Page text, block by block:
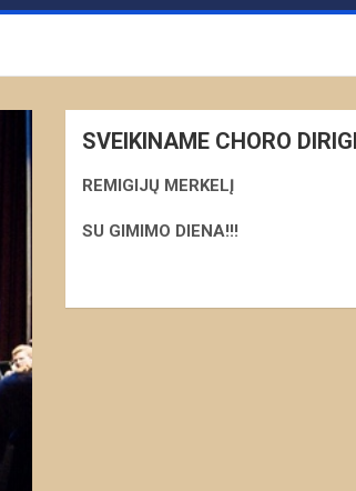
SVEIKINAME CHORO
REMIGIJŲ MERKELĮ
SU GIMIMO DIENA!!!